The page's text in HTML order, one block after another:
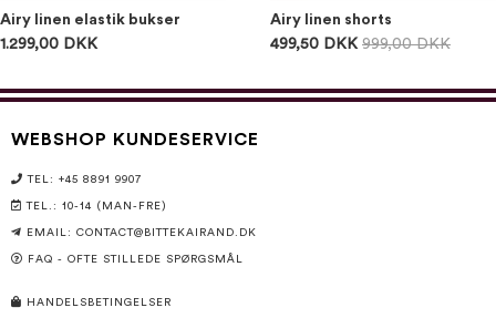
Airy linen elastik bukser
1.299,00 DKK
Airy linen shorts
499,50 DKK 999,00 DKK
WEBSHOP KUNDESERVICE
TEL: +45 8891 9907
TEL.: 10-14 (MAN-FRE)
EMAIL: CONTACT@BITTEKAIRAND.DK
FAQ - OFTE STILLEDE SPØRGSMÅL
HANDELSBETINGELSER